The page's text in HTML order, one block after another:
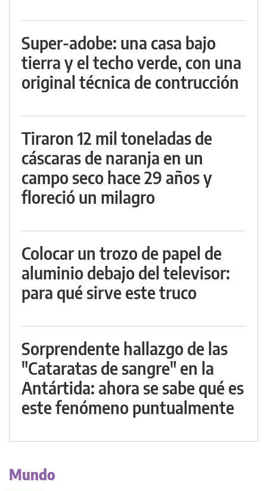
Super-adobe: una casa bajo
tierra y el techo verde, con una
original técnica de contrucción
Tiraron 12 mil toneladas de
cáscaras de naranja en un
campo seco hace 29 años y
floreció un milagro
Colocar un trozo de papel de
aluminio debajo del televisor:
para qué sirve este truco
Sorprendente hallazgo de las
"Cataratas de sangre" en la
Antártida: ahora se sabe qué es
este fenómeno puntualmente
Mundo